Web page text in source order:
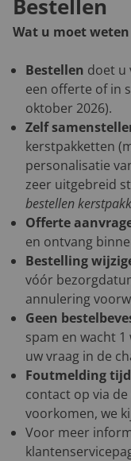
Bestellen
Wat u moet
Bestellen doet u
een offerte of in
oktober 2026).
Zelf
kerstpakketten
personalisatie
zeer uitgebreid
bestellen
Offerte
en ontvang
Bestelling
vóór
annulering
Geen
spam en wacht 1
uw vraag in de
Foutmelding
contact op via
voorkomen, we
Voor meer